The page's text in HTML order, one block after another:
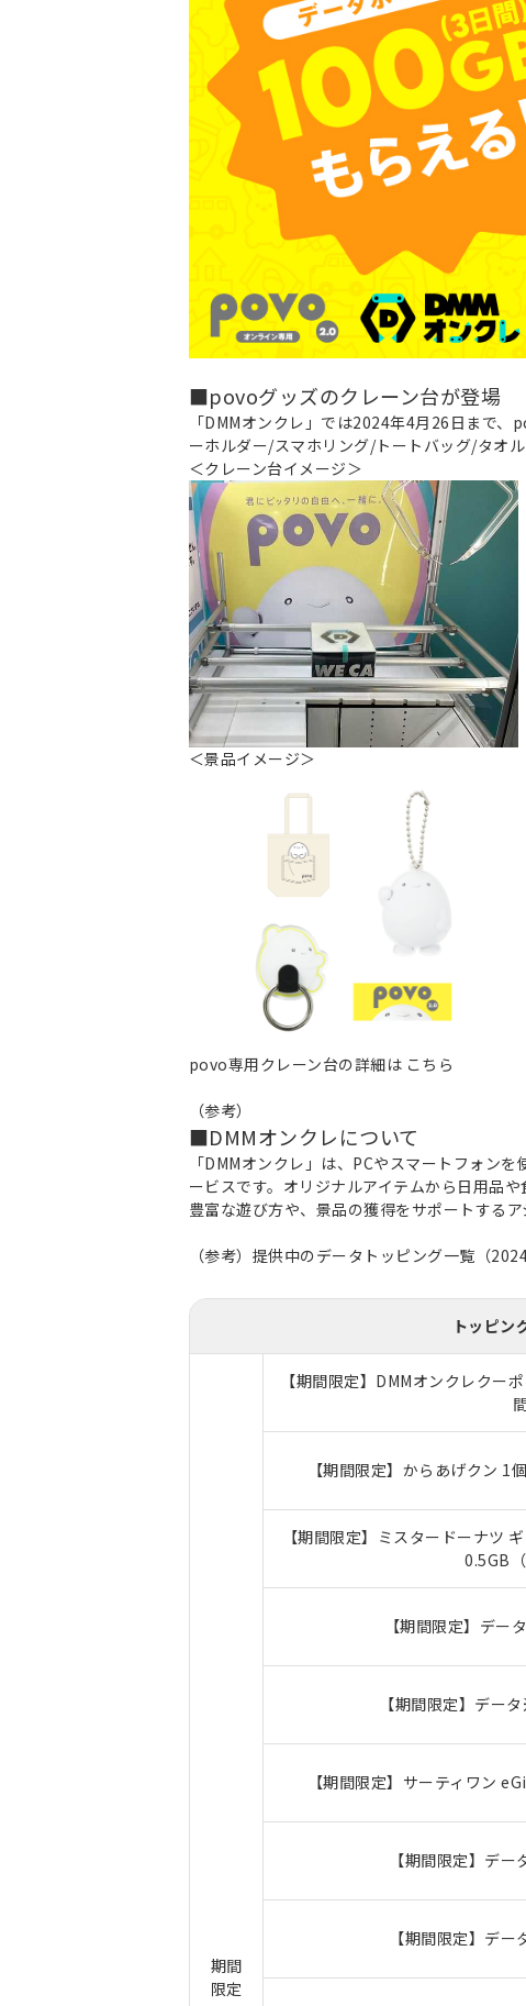
■povoグッズのクレーン台が登場
「DMMオンクレ」では2024年4月26日まで
ーホルダー/スマホリング/トートバッグ/タオ
＜クレーン台イメージ＞
＜景品イメージ＞
povo専用クレーン台の詳細は こちら
（参考）
■DMMオンクレについて
「DMMオンクレ」は、PCやスマートフォン
ービスです。オリジナルアイテムから日用品
豊富な遊び方や、景品の獲得をサポートする
（参考）提供中のデータトッピング一覧（
トッピン
期間
限定
【期間限定】DMMオンクレクー
【期間限定】からあげクン 1
【期間限定】ミスタードーナツ
0.5GB（
【期間限定】デー
【期間限定】デー
【期間限定】サーティワン
【期間限定】デー
【期間限定】デー